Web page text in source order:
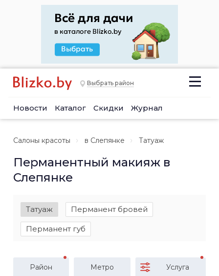
Выбрать район
Новости Каталог Скидки Журнал
Салоны красоты в Слепянке Татуаж
Перманентный макияж в
Слепянке
Татуаж Перманент бровей
Перманент губ
Район Метро Услуга